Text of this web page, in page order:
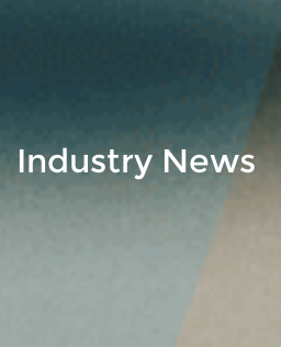
Industry News